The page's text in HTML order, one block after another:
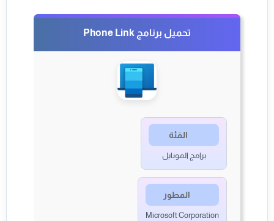
تحميل برنامج Phone Link
الفئة
برامج الموبايل
المطور
Microsoft Corporation